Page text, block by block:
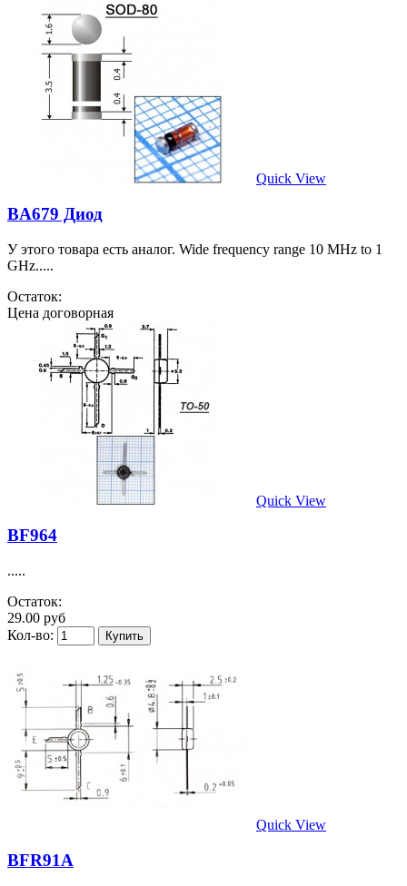
Quick View
BA679 Диод
У этого товара есть аналог. Wide frequency range 10 MHz to 1
GHz.....
Остаток:
Цена договорная
Quick View
BF964
.....
Остаток:
29.00 руб
Кол-во:
Quick View
BFR91A